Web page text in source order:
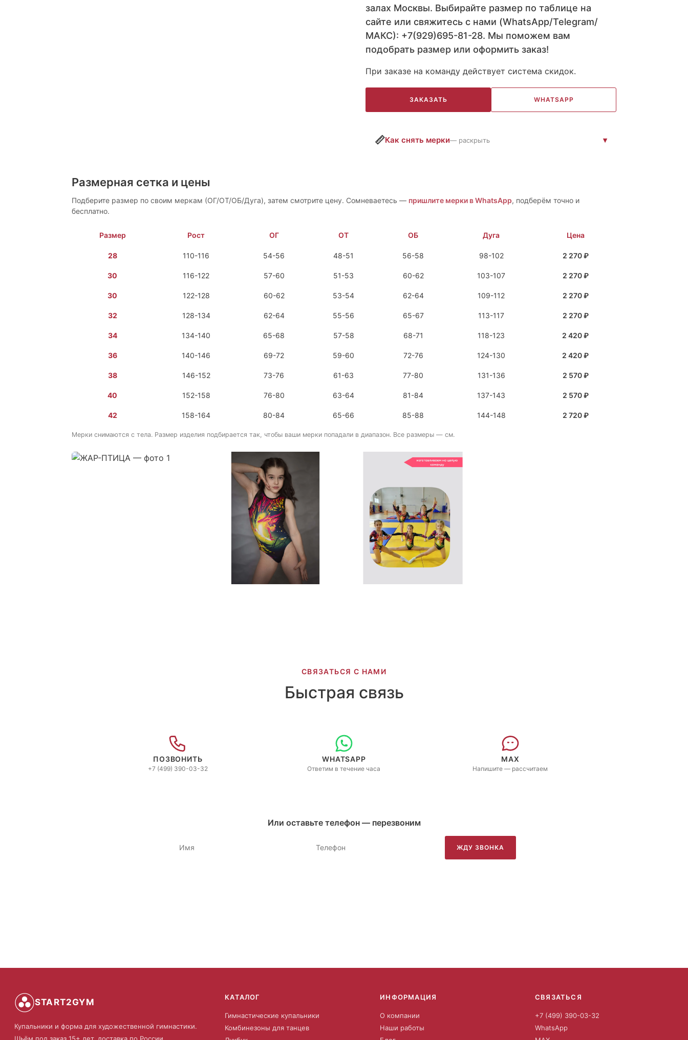
залах Москвы. Выбирайте размер по таблице на
сайте или свяжитесь с нами (WhatsApp/Telegram/
МАКС): +7(929)695-81-28. Мы поможем вам
подобрать размер или оформить заказ!
При заказе на команду действует система скидок.
ЗАКАЗАТЬ WHATSAPP
📏Как снять мерки— раскрыть
Размерная сетка и цены
Подберите размер по своим меркам (ОГ/ОТ/ОБ/Дуга), затем смотрите цену. Сомневаетесь — пришлите мерки в WhatsApp, подберём точно и
бесплатно.
Размер Рост ОГ ОТ ОБ Дуга Цена
28 110-116 54-56 48-51 56-58 98-102 2 270 ₽
30 116-122 57-60 51-53 60-62 103-107 2 270 ₽
30 122-128 60-62 53-54 62-64 109-112 2 270 ₽
32 128-134 62-64 55-56 65-67 113-117 2 270 ₽
34 134-140 65-68 57-58 68-71 118-123 2 420 ₽
36 140-146 69-72 59-60 72-76 124-130 2 420 ₽
38 146-152 73-76 61-63 77-80 131-136 2 570 ₽
40 152-158 76-80 63-64 81-84 137-143 2 570 ₽
42 158-164 80-84 65-66 85-88 144-148 2 720 ₽
Мерки снимаются с тела. Размер изделия подбирается так, чтобы ваши мерки попадали в диапазон. Все размеры — см.
СВЯЗАТЬСЯ С НАМИ
Быстрая связь
ПОЗВОНИТЬ
+7 (499) 390-03-32
WHATSAPP
Ответим в течение часа
MAX
Напишите — рассчитаем
Или оставьте телефон — перезвоним
ЖДУ ЗВОНКА
START2GYM
Купальники и форма для художественной гимнастики.
Шьём под заказ 15+ лет, доставка по России.
КАТАЛОГ
Гимнастические купальники
Комбинезоны для танцев
ИНФОРМАЦИЯ
О компании
Наши работы
СВЯЗАТЬСЯ
+7 (499) 390-03-32
WhatsApp